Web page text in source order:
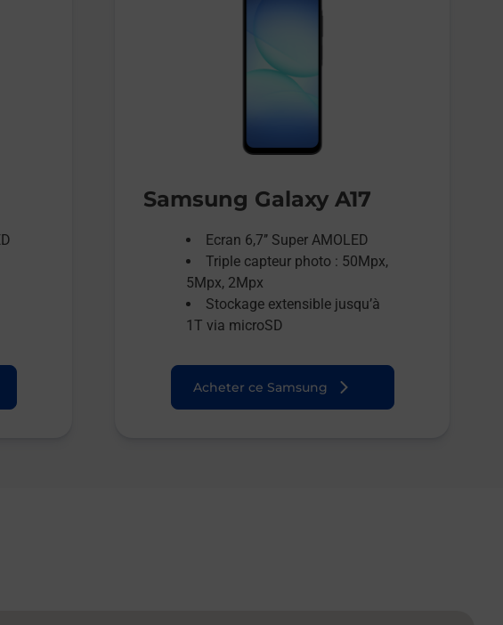
Samsung Galaxy A17
Ecran 6,7’’ Super AMOLED
Triple capteur photo : 50Mpx,
5Mpx, 2Mpx
Stockage extensible jusqu’à
1T via microSD
Acheter ce Samsung